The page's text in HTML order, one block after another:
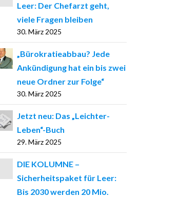
Leer: Der Chefarzt geht,
viele Fragen bleiben
30. März 2025
„Bürokratieabbau? Jede
Ankündigung hat ein bis zwei
neue Ordner zur Folge“
30. März 2025
Jetzt neu: Das „Leichter-
Leben“-Buch
29. März 2025
DIE KOLUMNE –
Sicherheitspaket für Leer:
Bis 2030 werden 20 Mio.